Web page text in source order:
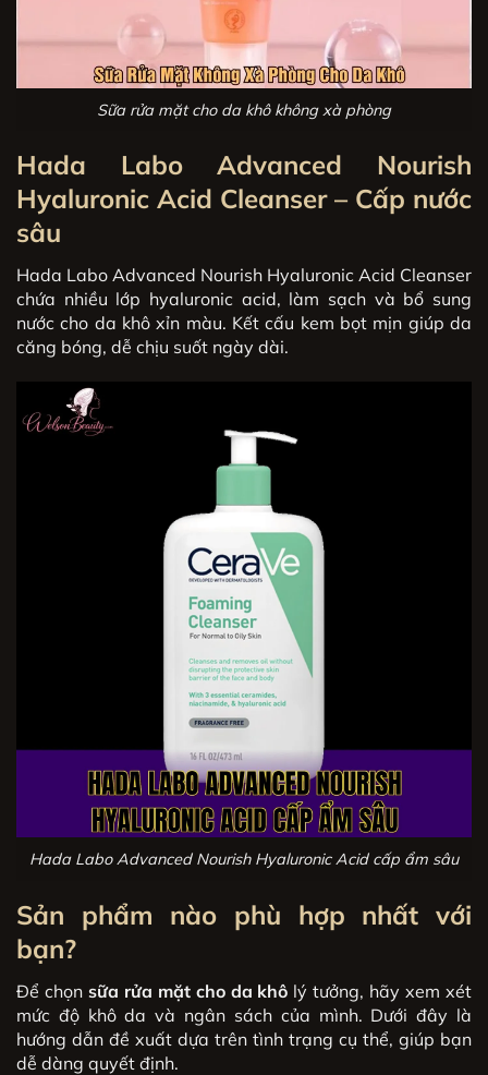
Sữa rửa mặt cho da khô không xà phòng
Hada Labo Advanced Nourish
Hyaluronic Acid Cleanser – Cấp nước
sâu
Hada Labo Advanced Nourish Hyaluronic Acid Cleanser
chứa nhiều lớp hyaluronic acid, làm sạch và bổ sung
nước cho da khô xỉn màu. Kết cấu kem bọt mịn giúp da
căng bóng, dễ chịu suốt ngày dài.
Hada Labo Advanced Nourish Hyaluronic Acid cấp ẩm sâu
Sản phẩm nào phù hợp nhất với
bạn?
Để chọn sữa rửa mặt cho da khô lý tưởng, hãy xem xét
mức độ khô da và ngân sách của mình. Dưới đây là
hướng dẫn đề xuất dựa trên tình trạng cụ thể, giúp bạn
dễ dàng quyết định.